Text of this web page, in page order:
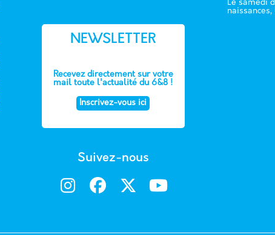
NEWSLETTER
Recevez directement sur votre
mail toute l'actualité du 6&8 !
Inscrivez-vous ici
Suivez-nous
Le samedi